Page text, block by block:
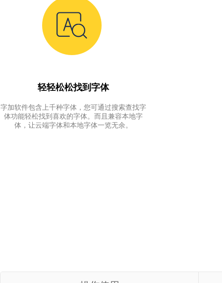
轻轻松松找到字体
字加软件包含上千种字体，您可通过搜索查找字
体功能轻松找到喜欢的字体。而且兼容本地字
体，让云端字体和本地字体一览无余。